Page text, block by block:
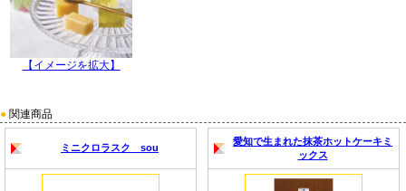
【イメージを拡大】
● 関連商品
ミニクロラスク sou
愛知で生まれた抹茶ホットケーキミ
ックス